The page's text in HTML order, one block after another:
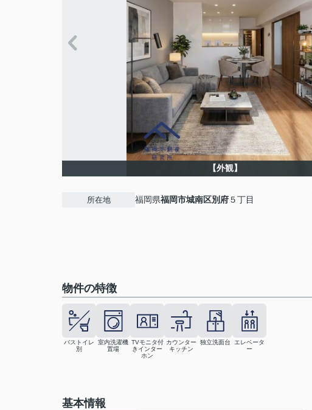
【外観】
所在地 福岡県福岡市城南区別府５丁目
物件の特徴
バストイレ
別
室内洗濯機
置場
TVモニタ付
きインター
ホン
カウンター
キッチン
独立洗面台
エレベータ
ー
基本情報